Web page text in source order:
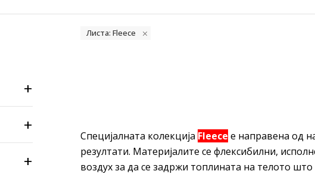
Листа: Fleece
Специјалната колекција Fleece е направена од
резултати. Материјалите се флексибилни,
воздух за да се задржи топлината на телото